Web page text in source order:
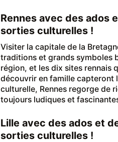
Rennes avec des ados
sorties culturelles !
Visiter la capitale de la
traditions et grands symboles
région, et les dix sites rennais
découvrir en famille capteront
culturelle, Rennes regorge de
toujours ludiques et
Lille avec des ados et
sorties culturelles !